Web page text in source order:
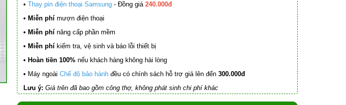
• Thay pin điện thoại Samsung - Đồng giá 240.000đ
• Miễn phí mượn điện thoại
• Miễn phí nâng cấp phần mềm
• Miễn phí kiểm tra, vệ sinh và báo lỗi thiết bị
• Hoàn tiền 100% nếu khách hàng không hài lòng
• Máy ngoài Chế độ bảo hành đều có chính sách hỗ trợ giá lên đến 300.000đ
Lưu ý: Giá trên đã bao gồm công thợ, không phát sinh chi phí khác